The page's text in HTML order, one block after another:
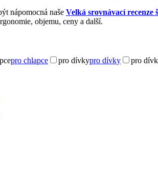
nápomocná naše Velká srovnávací recenze
objemu, ceny a další.
pro chlapce pro dívkypro dívky pro